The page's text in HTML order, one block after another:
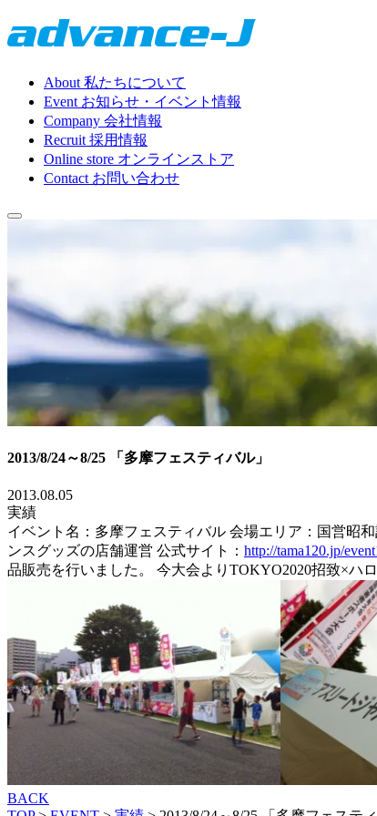
About 私たちについて
Event お知らせ・イベント情報
Company 会社情報
Recruit 採用情報
Online store オンラインストア
Contact お問い合わせ
2013/8/24～8/25 「多摩フェスティバル」
2013.08.05
実績
イベント名：多摩フェスティバル 会場エリア：国営昭
ンスグッズの店舗運営 公式サイト： http://tama120.jp/
品販売を行いました。 今大会よりTOKYO2020招致×ハ
BACK